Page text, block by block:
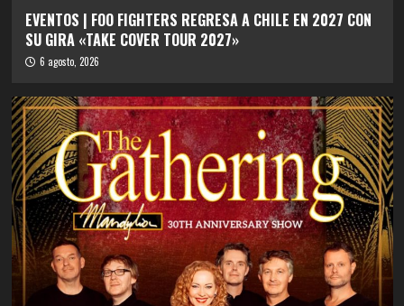
EVENTOS | FOO FIGHTERS REGRESA A CHILE EN 2027 CON
SU GIRA «TAKE COVER TOUR 2027»
6 agosto, 2026